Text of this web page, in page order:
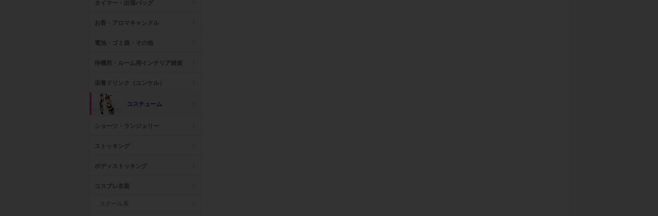
タイマー・出張バッグ
お香・アロマキャンドル
電池・ゴミ袋・その他
待機所・ルーム用インテリア雑貨
栄養ドリンク（ユンケル）
コスチューム
ショーツ・ランジェリー
ストッキング
ボディストッキング
コスプレ衣装
スクール系